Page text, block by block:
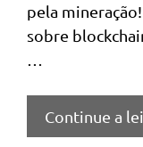
pela
sobre
Continue a